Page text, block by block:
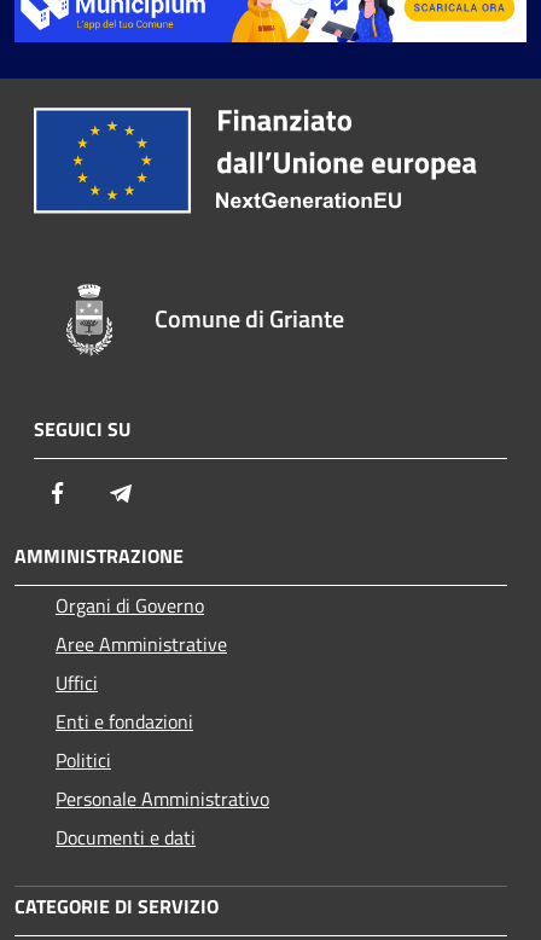
Comune di Griante
SEGUICI SU
Facebook
AMMINISTRAZIONE
Organi di Governo
Aree Amministrative
Uffici
Enti e fondazioni
Politici
Personale Amministrativo
Documenti e dati
CATEGORIE DI SERVIZIO